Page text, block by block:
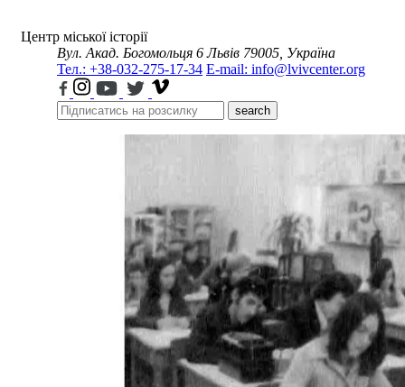
Центр міської історії
Вул. Акад. Богомольця 6 Львів 79005, Україна
Тел.: +38-032-275-17-34 E-mail: info@lvivcenter.org
search